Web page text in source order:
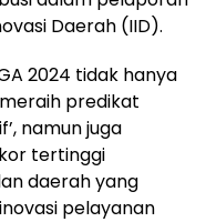
Daerah (IID).
2024 tidak hanya
predikat
namun juga
tertinggi
daerah yang
pelayanan